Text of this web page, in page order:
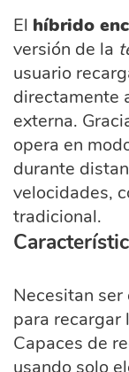
El híbrido
versión de la
usuario
directamente
externa.
opera en
durante
velocidades,
tradicional.
Necesitan
para recargar
Capaces de
usando solo